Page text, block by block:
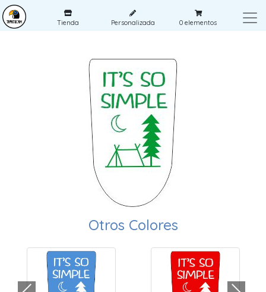
Tienda Personalizada 0 elementos
Otros Colores